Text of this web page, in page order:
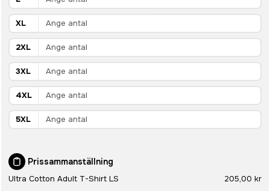
XL
2XL
3XL
4XL
5XL
Prissammanställning
Ultra Cotton Adult T-Shirt LS 205,00 kr